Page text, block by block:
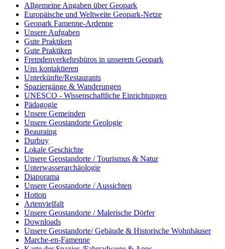
Allgemeine Angaben über Geopark
Europäische und Weltweite Geopark-Netze
Geopark Famenne-Ardenne
Unsere Aufgaben
Gute Praktiken
Gute Praktiken
Fremdenverkehrsbüros in unserem Geopark
Uns kontaktieren
Unterkünfte/Restaurants
Spaziergänge & Wanderungen
UNESCO - Wissenschaftliche Einrichtungen
Pädagogie
Unsere Gemeinden
Unsere Geostandorte Geologie
Beauraing
Durbuy
Lokale Geschichte
Unsere Geostandorte / Tourismus & Natur
Unterwasserarchäologie
Diaporama
Unsere Geostandorte / Aussichten
Hotton
Artenvielfalt
Unsere Geostandorte / Malerische Dörfer
Downloads
Unsere Geostandorte/ Gebäude & Historische Wohnhäuser
Marche-en-Famenne